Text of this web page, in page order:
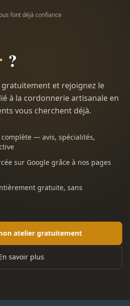
font déjà confiance
?
et rejoignez le
à la cordonnerie artisanale en
vous cherchent déjà.
— avis, spécialités,
sur Google grâce à nos pages
gratuite, sans
atelier gratuitement
savoir plus